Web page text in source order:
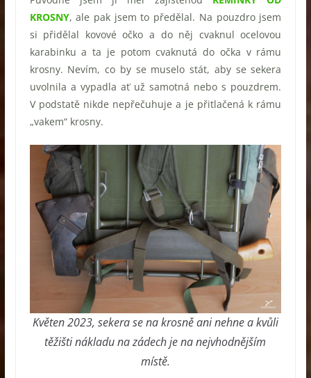
KROSNY, ale pak jsem to předělal. Na pouzdro jsem
si přidělal kovové očko a do něj cvaknul ocelovou
karabinku a ta je potom cvaknutá do očka v rámu
krosny. Nevím, co by se muselo stát, aby se sekera
uvolnila a vypadla ať už samotná nebo s pouzdrem.
V podstatě nikde nepřečuhuje a je přitlačená k rámu
„vakem“ krosny.
Květen 2023, sekera se na krosně ani nehne a kvůli
těžišti nákladu na zádech je na nejvhodnějším
místě.